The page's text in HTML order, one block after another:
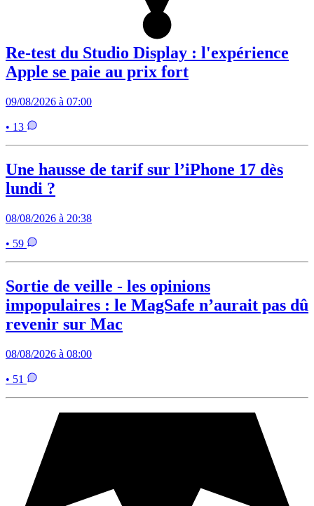
Re-test du Studio Display : l'expérience
Apple se paie au prix fort
09/08/2026 à 07:00
• 13
Une hausse de tarif sur l’iPhone 17 dès
lundi ?
08/08/2026 à 20:38
• 59
Sortie de veille - les opinions
impopulaires : le MagSafe n’aurait pas dû
revenir sur Mac
08/08/2026 à 08:00
• 51